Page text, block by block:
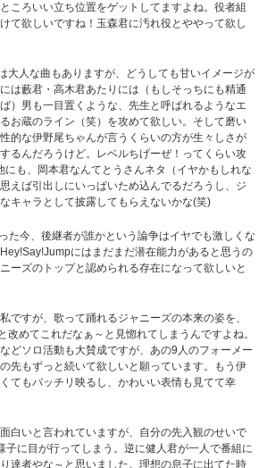
ころいい立ち位置をゲットしてますよね。役者組
て欲しいですね！玉森君に汚れ役とややって欲し
大人な曲もありますが、どうしても甘いイメージが
は藪君・高木君あたりには（もしそっちにも精通
）男も一目置くような、先生と呼ばれるようなエ
お蔵のライン（笑）を攻めて欲しい。そして磨い
的な伊野尾ちゃんが言うくらいの方が生々しさが
るんだろうけど。レベルちげーぜ！ってくらい攻
も、岡本君なんてとうさんネタ（イヤかもしれな
えば引出しにいっぱいため込んでるだろうし、ジ
キャラとして披露してもらえないかな(笑)
た今、後継者が誰かという論争はイヤでも激しくな
にはまだまだ潜在能力があると思うの
ーズのトップと認められる存在になって欲しいと
ですが、歌って踊れるジャニーズの本来の姿を、
改めてこれだなぁ～と見惚れてしまうんですよね。
どソロ活動も大賛成ですが、あの9人のフォーメー
先もずっと続いて欲しいと願っています。もう伊
てもバッチリ映るし、かわいい表情も見てて幸
白いと言われていますが、自分の先入観のせいで
子に目が行ってしまう。逆に健人君が一人で番組に
達者やな～と思いました。理想の息子に出てた時